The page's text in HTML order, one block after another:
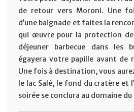
de retour vers Moroni. Une
d’une baignade et faites la
qui œuvre pour la protection de
déjeuner barbecue dans les
égayera votre papille avant de
Une fois à destination, vous
le lac Salé, le fond du cratère et
soirée se conclura au domaine du